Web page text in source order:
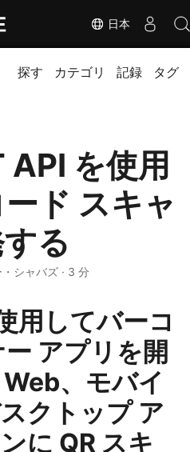
日本
探す カテゴリ 記録 タグ
API を使用
ド スキャ
る
・シャバズ · 3 分
用してバーコ
アプリを開
、モバイ
クトップ ア
に QR スキ